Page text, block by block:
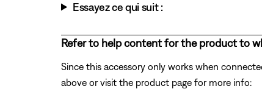
Essayez ce qui suit :
Refer to help content for the product to
Since this accessory only works when
above or visit the product page for more info: